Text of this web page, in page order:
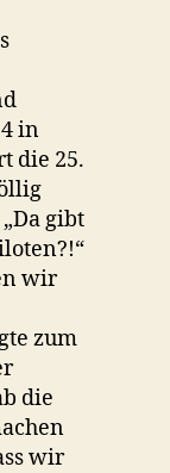
in
die 25.
gibt
wir
zum
die
wir